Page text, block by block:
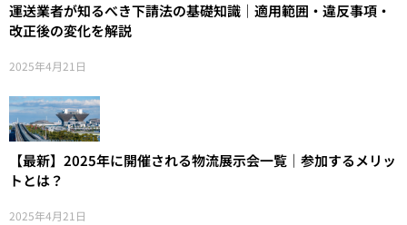
運送業者が知るべき下請法の基礎知識｜適用範囲・違反事項・
改正後の変化を解説
2025年4月21日
【最新】2025年に開催される物流展示会一覧｜参加するメリッ
トとは？
2025年4月21日